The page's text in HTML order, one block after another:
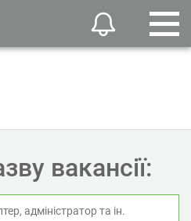
вакансії: